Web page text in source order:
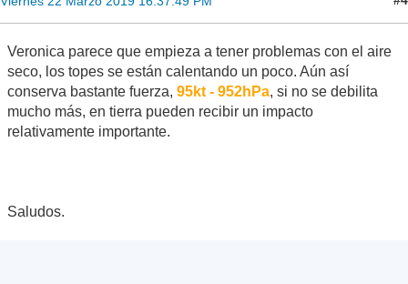
Veronica parece que empieza a tener problemas con el aire
seco, los topes se están calentando un poco. Aún así
conserva bastante fuerza, 95kt - 952hPa, si no se debilita
mucho más, en tierra pueden recibir un impacto
relativamente importante.
Saludos.